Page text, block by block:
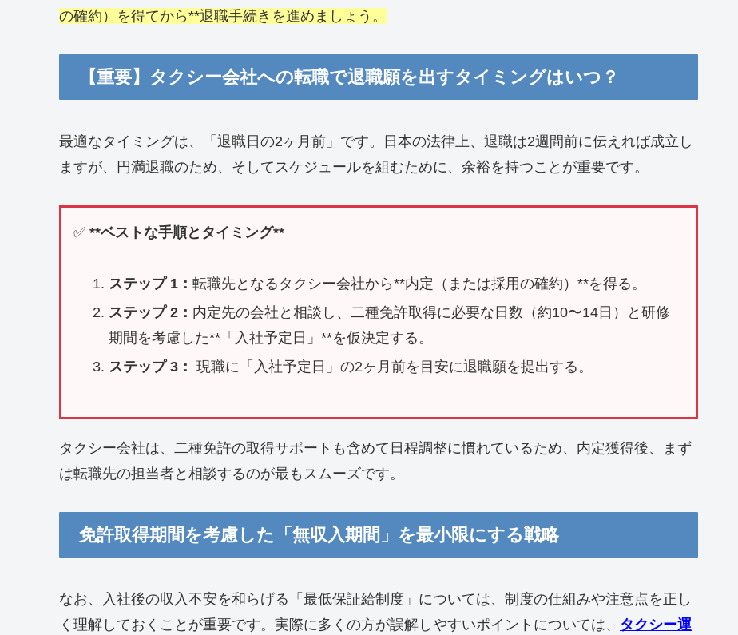
の確約）を得てから**退職手続きを進めましょう。
【重要】タクシー会社への転職で退職願を出すタイミングはいつ？
最適なタイミングは、「退職日の2ヶ月前」です。日本の法律上、退職は2週間前に伝えれば成立し
ますが、円満退職のため、そしてスケジュールを組むために、余裕を持つことが重要です。
✅ **ベストな手順とタイミング**
ステップ 1： 転職先となるタクシー会社から**内定（または採用の確約）**を得る。
ステップ 2： 内定先の会社と相談し、二種免許取得に必要な日数（約10〜14日）と研修
期間を考慮した**「入社予定日」**を仮決定する。
ステップ 3： 現職に「入社予定日」の2ヶ月前を目安に退職願を提出する。
タクシー会社は、二種免許の取得サポートも含めて日程調整に慣れているため、内定獲得後、まず
は転職先の担当者と相談するのが最もスムーズです。
免許取得期間を考慮した「無収入期間」を最小限にする戦略
なお、入社後の収入不安を和らげる「最低保証給制度」については、制度の仕組みや注意点を正し
く理解しておくことが重要です。実際に多くの方が誤解しやすいポイントについては、 タクシー運